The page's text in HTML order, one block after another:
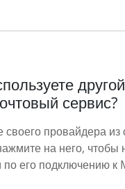
другой
сервис?
провайдера из
на него, чтобы
по его подключению к